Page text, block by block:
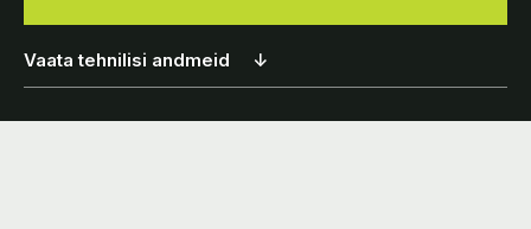
Vaata tehnilisi andmeid ↓